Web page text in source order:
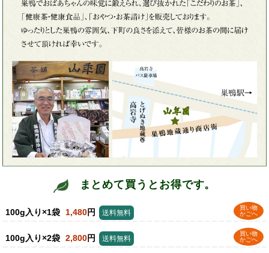
まとめて買うとお得です。
100g入り×1袋 1,480円
買い物
かごへ
送料無料
100g入り×2袋 2,800円
買い物
かごへ
送料無料